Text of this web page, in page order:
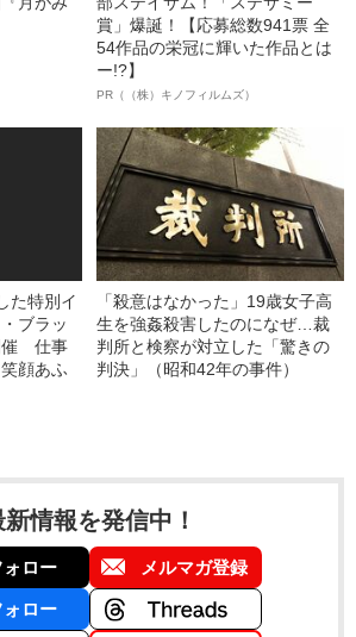
賞」爆誕！【応募総数941票 全
54作品の栄冠に輝いた作品とは
ー!?】
PR（（株）キノフィルムズ）
た特別イ
ブラッ
催 仕事
顔あふ
「殺意はなかった」19歳女子高
生を強姦殺害したのになぜ…裁
判所と検察が対立した「驚きの
判決」（昭和42年の事件）
新情報を発信中！
ォロー メルマガ登録
ォロー